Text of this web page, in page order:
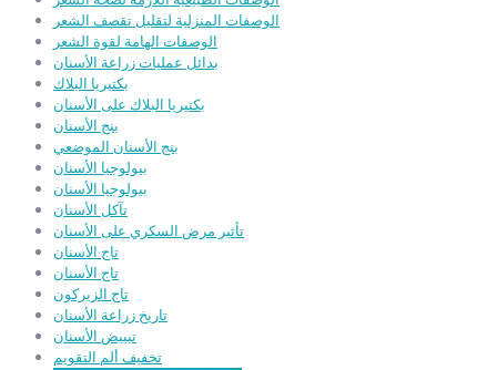
الوصفات المنزلية لتقليل تقصف الشعر
الوصفات الهامة لقوة الشعر
بدائل عمليات زراعة الأسنان
بكتيريا البلاك
بكتيريا البلاك على الأسنان
بنج الأسنان
بنج الأسنان الموضعي
بيولوجيا الأسنان
بيولوجيا الأسنان
تآكل الأسنان
تأثير مرض السكري على الأسنان
تاج الأسنان
تاج الأسنان
تاج الزيركون
تاريخ زراعة الأسنان
تبييض الأسنان
تخفيف ألم التقويم